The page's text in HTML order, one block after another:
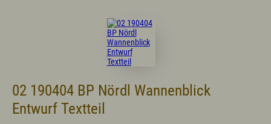
02 190404 BP Nördl Wannenblick
Entwurf Textteil